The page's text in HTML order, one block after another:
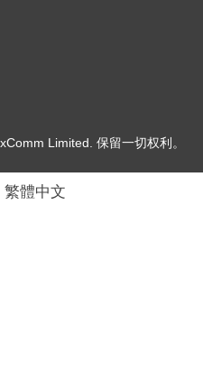
Limited. 保留一切权利。
繁體中文